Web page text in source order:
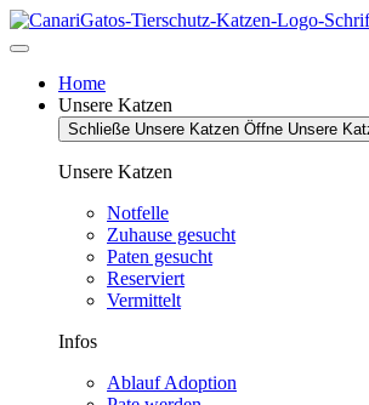
Zum
Inhalt
Home
Unsere Katzen
Schließe Unsere Katzen Öffne Unsere
Unsere Katzen
Notfelle
Zuhause gesucht
Paten gesucht
Reserviert
Vermittelt
Infos
Ablauf Adoption